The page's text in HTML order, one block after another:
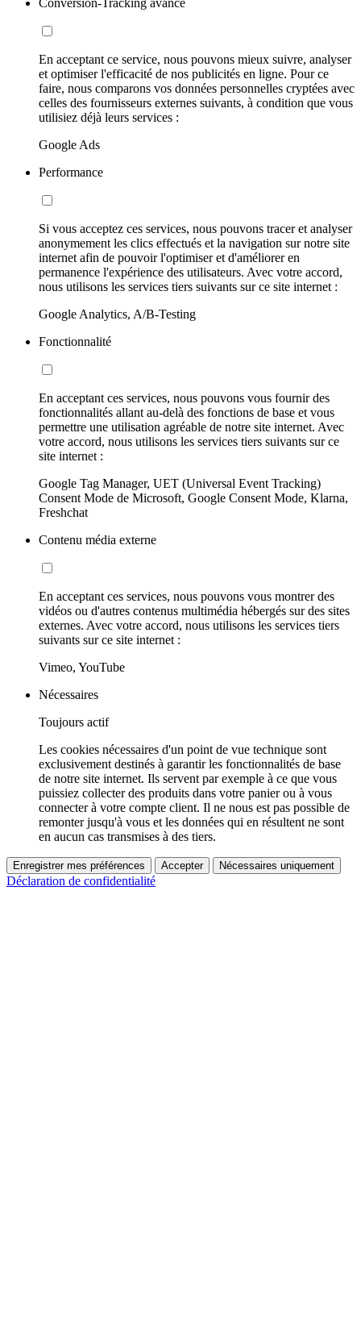
Conversion-Tracking avancé
En acceptant ce service, nous pouvons mieux suivre, analyser
et optimiser l'efficacité de nos publicités en ligne. Pour ce
faire, nous comparons vos données personnelles cryptées avec
celles des fournisseurs externes suivants, à condition que vous
utilisiez déjà leurs services :
Google Ads
Performance
Si vous acceptez ces services, nous pouvons tracer et analyser
anonymement les clics effectués et la navigation sur notre site
internet afin de pouvoir l'optimiser et d'améliorer en
permanence l'expérience des utilisateurs. Avec votre accord,
nous utilisons les services tiers suivants sur ce site internet :
Google Analytics, A/B-Testing
Fonctionnalité
En acceptant ces services, nous pouvons vous fournir des
fonctionnalités allant au-delà des fonctions de base et vous
permettre une utilisation agréable de notre site internet. Avec
votre accord, nous utilisons les services tiers suivants sur ce
site internet :
Google Tag Manager, UET (Universal Event Tracking)
Consent Mode de Microsoft, Google Consent Mode, Klarna,
Freshchat
Contenu média externe
En acceptant ces services, nous pouvons vous montrer des
vidéos ou d'autres contenus multimédia hébergés sur des sites
externes. Avec votre accord, nous utilisons les services tiers
suivants sur ce site internet :
Vimeo, YouTube
Nécessaires
Toujours actif
Les cookies nécessaires d'un point de vue technique sont
exclusivement destinés à garantir les fonctionnalités de base
de notre site internet. Ils servent par exemple à ce que vous
puissiez collecter des produits dans votre panier ou à vous
connecter à votre compte client. Il ne nous est pas possible de
remonter jusqu'à vous et les données qui en résultent ne sont
en aucun cas transmises à des tiers.
Enregistrer mes préférences Accepter Nécessaires uniquement
Déclaration de confidentialité